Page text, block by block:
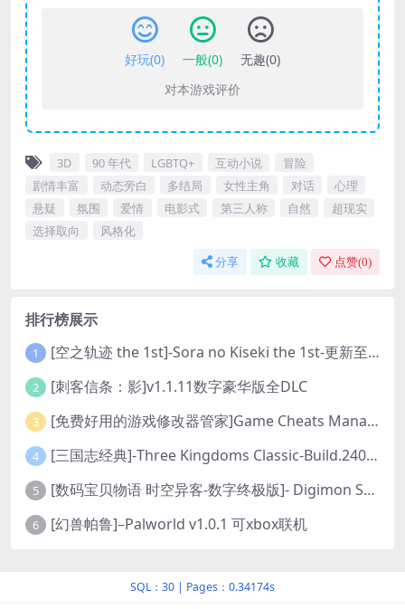
好玩(0) 一般(0) 无趣(0)
对本游戏评价
3D 90 年代 LGBTQ+ 互动小说
冒险
剧情丰富
动态旁白 多结局 女性主角 对话
心理
悬疑
氛围 爱情 电影式 第三人称 自然
超现实
选择取向
风格化
分享 收藏 点赞(0)
排行榜展示
1 [空之轨迹 the 1st]-Sora no Kiseki the 1st-更新至v1.06.4-全DLC
2 [刺客信条：影]v1.1.11数字豪华版全DLC
3 [免费好用的游戏修改器管家]Game Cheats Manager
4 [三国志经典]-Three Kingdoms Classic-Build.24048091-v1.0.0+5
5 [数码宝贝物语 时空异客-数字终极版]- Digimon Story Time Stranger-Build.23514637
6 [幻兽帕鲁]–Palworld v1.0.1 可xbox联机
SQL：30 | Pages：0.34174s